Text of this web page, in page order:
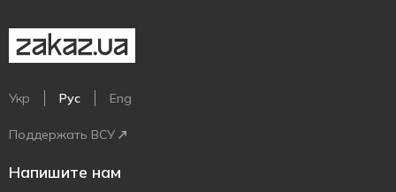
Укр Рус Eng
Поддержать ВСУ
Напишите нам